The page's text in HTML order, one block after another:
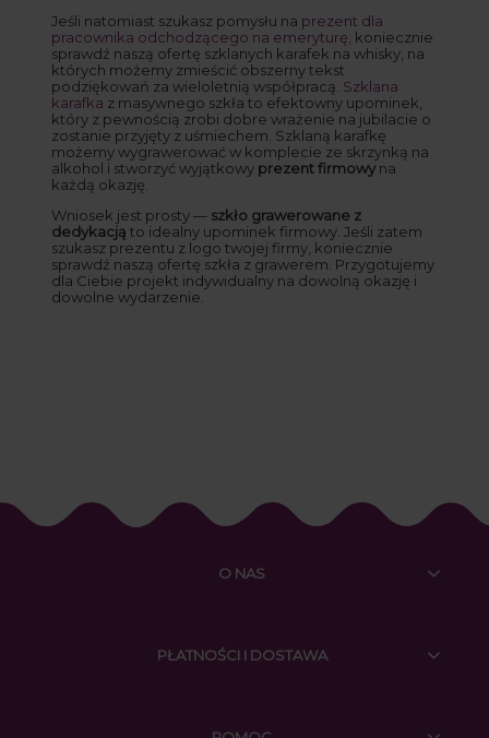
Jeśli natomiast szukasz pomysłu na prezent dla
pracownika odchodzącego na emeryturę , koniecznie
sprawdź naszą ofertę szklanych karafek na whisky, na
których możemy zmieścić obszerny tekst
podziękowań za wieloletnią współpracą. Szklana
karafka z masywnego szkła to efektowny upominek,
który z pewnością zrobi dobre wrażenie na jubilacie o
zostanie przyjęty z uśmiechem. Szklaną karafkę
możemy wygrawerować w komplecie ze skrzynką na
alkohol i stworzyć wyjątkowy prezent firmowyna
każdą okazję.
Wniosek jest prosty — szkło grawerowane z
dedykacją to idealny upominek firmowy. Jeśli zatem
szukasz prezentu z logo twojej firmy, koniecznie
sprawdź naszą ofertę szkła z grawerem. Przygotujemy
dla Ciebie projekt indywidualny na dowolną okazję i
dowolne wydarzenie.
O NAS
PŁATNOŚCI I DOSTAWA